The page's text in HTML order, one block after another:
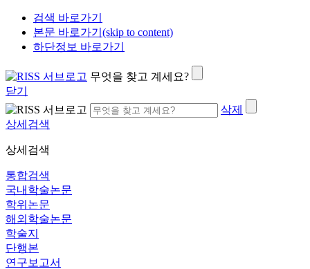
검색 바로가기
본문 바로가기(skip to content)
하단정보 바로가기
무엇을 찾고 계세요?
닫기
삭제
상세검색
상세검색
통합검색
국내학술논문
학위논문
해외학술논문
학술지
단행본
연구보고서